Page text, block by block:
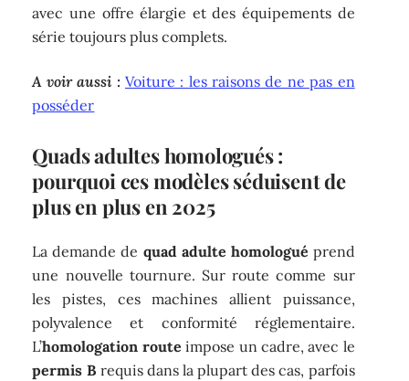
avec une offre élargie et des équipements de
série toujours plus complets.
A voir aussi : Voiture : les raisons de ne pas en
posséder
Quads adultes homologués :
pourquoi ces modèles séduisent de
plus en plus en 2025
La demande de quad adulte homologué prend
une nouvelle tournure. Sur route comme sur
les pistes, ces machines allient puissance,
polyvalence et conformité réglementaire.
L’homologation route impose un cadre, avec le
permis B requis dans la plupart des cas, parfois